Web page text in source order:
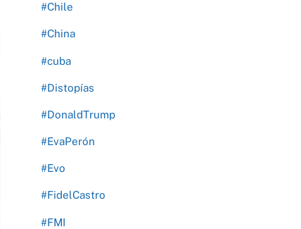
#Chile
#China
#cuba
#Distopías
#DonaldTrump
#EvaPerón
#Evo
#FidelCastro
#FMI